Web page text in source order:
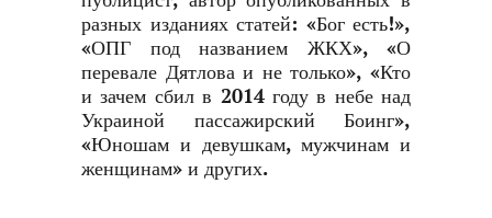
разных изданиях статей: «Бог есть!»,
«ОПГ под названием ЖКХ», «О
перевале Дятлова и не только», «Кто
и зачем сбил в 2014 году в небе над
Украиной пассажирский Боинг»,
«Юношам и девушкам, мужчинам и
женщинам» и других.